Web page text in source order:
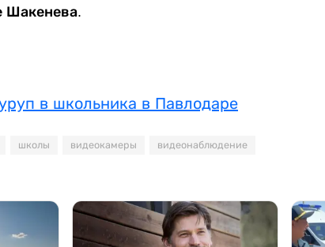
Шакенева.
в школьника в Павлодаре
школы видеокамеры видеонаблюдение